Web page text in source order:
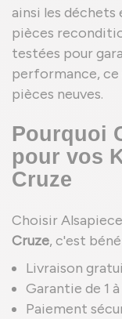
ainsi les
pièces
testées pour
performance, ce
pièces neuves.
Pourquoi
pour vos
Cruze
Choisir
Cruze, c'est
Livraison
Garantie de 1
Paiement